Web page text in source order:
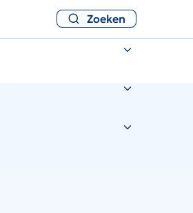
Zoeken